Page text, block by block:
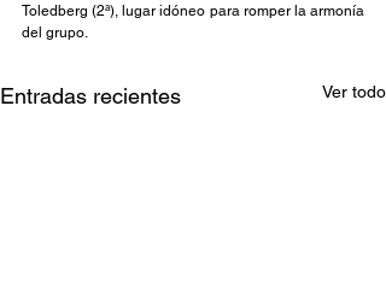
Toledberg (2ª), lugar idóneo para romper la armonía
del grupo.
Entradas recientes Ver todo